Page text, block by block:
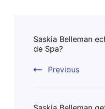
Navigation
Saskia Belleman
de Spa?
Previous